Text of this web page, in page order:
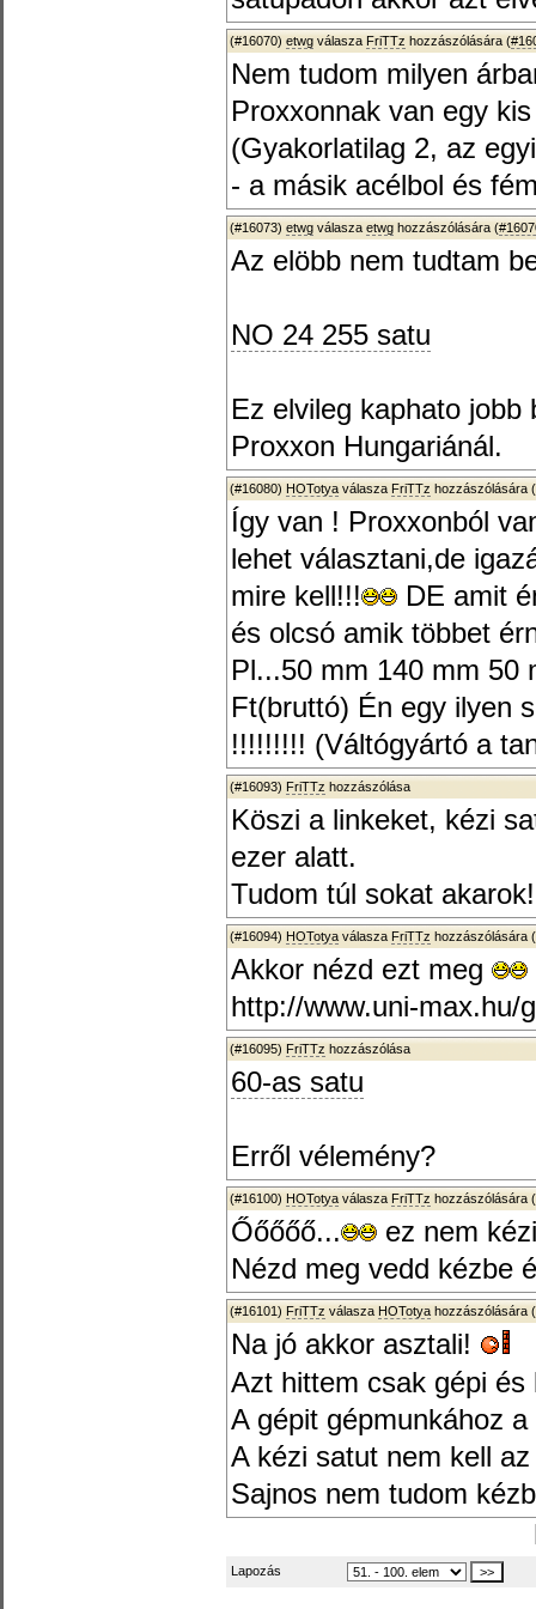
(#16070) etwg válasza FriTTz hozzászólására (
Nem tudom milyen
Proxxonnak van egy
(Gyakorlatilag 2, az
- a másik acélbol és
(#16073) etwg válasza etwg hozzászólására (
Az elöbb nem tudtam
NO 24 255 satu
Ez elvileg kaphato jobb
Proxxon Hungariánál.
(#16080) HOTotya válasza FriTTz hozzászólására (
Így van ! Proxxonból
lehet választani,de
mire kell!!!
DE amit
és olcsó amik többet
Pl...50 mm 140 mm 50
Ft(bruttó) Én egy ilyen
!!!!!!!!! (Váltógyártó a
(#16093) FriTTz hozzászólása
Köszi a linkeket, kézi
ezer alatt.
Tudom túl sokat
(#16094) HOTotya válasza FriTTz hozzászólására (
Akkor nézd ezt meg
http://www.uni-max.hu/
(#16095) FriTTz hozzászólása
60-as satu
Erről vélemény?
(#16100) HOTotya válasza FriTTz hozzászólására (
Őőőőő...
ez nem
Nézd meg vedd kézbe
(#16101) FriTTz válasza HOTotya hozzászólására (
Na jó akkor asztali!
Azt hittem csak gépi
A gépit gépmunkához
A kézi satut nem kell
Sajnos nem tudom
Lapozás